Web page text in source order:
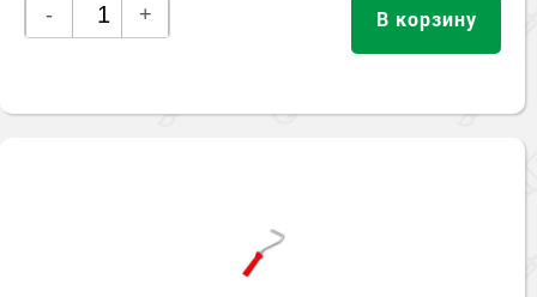
- + В корзину